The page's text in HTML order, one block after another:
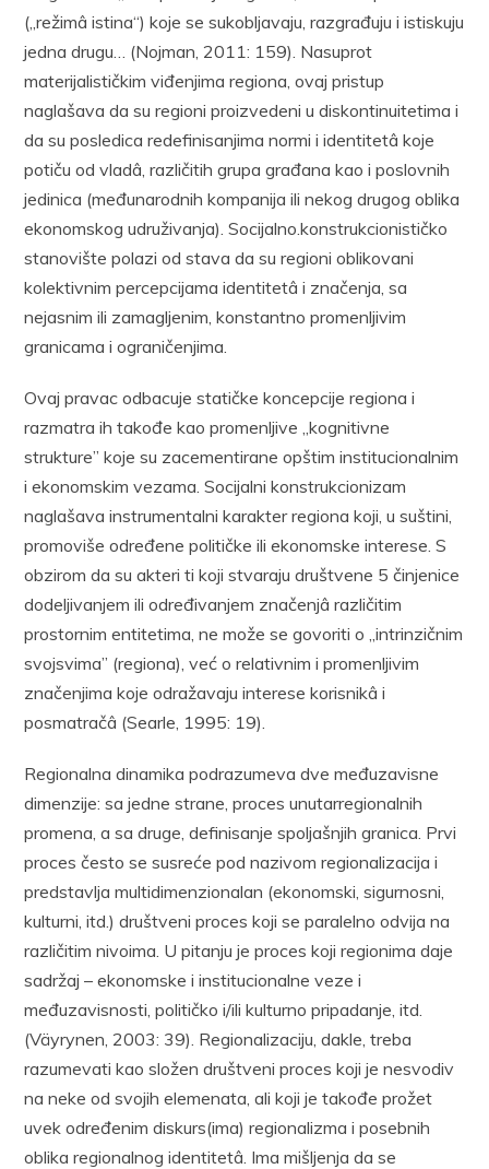
(„režimâ istina“) koje se sukobljavaju, razgrađuju i istiskuju
jedna drugu… (Nojman, 2011: 159). Nasuprot
materijalističkim viđenjima regiona, ovaj pristup
naglašava da su regioni proizvedeni u diskontinuitetima i
da su posledica redefinisanjima normi i identitetâ koje
potiču od vladâ, različitih grupa građana kao i poslovnih
jedinica (međunarodnih kompanija ili nekog drugog oblika
ekonomskog udruživanja). Socijalno.konstrukcionističko
stanovište polazi od stava da su regioni oblikovani
kolektivnim percepcijama identitetâ i značenja, sa
nejasnim ili zamagljenim, konstantno promenljivim
granicama i ograničenjima.
Ovaj pravac odbacuje statičke koncepcije regiona i
razmatra ih takođe kao promenljive „kognitivne
strukture” koje su zacementirane opštim institucionalnim
i ekonomskim vezama. Socijalni konstrukcionizam
naglašava instrumentalni karakter regiona koji, u suštini,
promoviše određene političke ili ekonomske interese. S
obzirom da su akteri ti koji stvaraju društvene 5 činjenice
dodeljivanjem ili određivanjem značenjâ različitim
prostornim entitetima, ne može se govoriti o „intrinzičnim
svojsvima” (regiona), već o relativnim i promenljivim
značenjima koje odražavaju interese korisnikâ i
posmatračâ (Searle, 1995: 19).
Regionalna dinamika podrazumeva dve međuzavisne
dimenzije: sa jedne strane, proces unutarregionalnih
promena, a sa druge, definisanje spoljašnjih granica. Prvi
proces često se susreće pod nazivom regionalizacija i
predstavlja multidimenzionalan (ekonomski, sigurnosni,
kulturni, itd.) društveni proces koji se paralelno odvija na
različitim nivoima. U pitanju je proces koji regionima daje
sadržaj – ekonomske i institucionalne veze i
međuzavisnosti, političko i/ili kulturno pripadanje, itd.
(Väyrynen, 2003: 39). Regionalizaciju, dakle, treba
razumevati kao složen društveni proces koji je nesvodiv
na neke od svojih elemenata, ali koji je takođe prožet
uvek određenim diskurs(ima) regionalizma i posebnih
oblika regionalnog identitetâ. Ima mišljenja da se